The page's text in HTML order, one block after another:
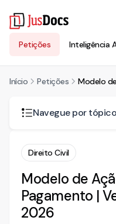
Petições Inteligência
Início Petições
Navegue por
Quando o empregador
em pagamento na Justiça
O depósito judicial das
obrigação do
O empregado pode
Direito Civil
Modelo de
Pagamento |
2026